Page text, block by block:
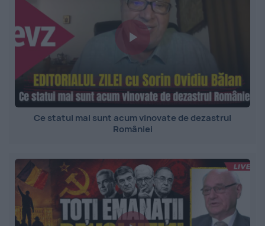
Ce statui mai sunt acum vinovate de dezastrul
României